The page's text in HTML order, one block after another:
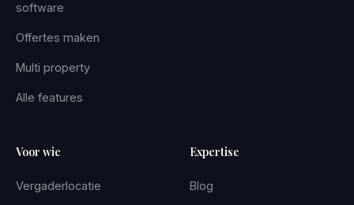
software
Offertes maken
Multi property
Alle features
Voor wie
Vergaderlocatie
Expertise
Blog